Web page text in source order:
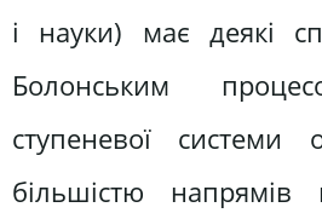
і науки) має деякі
Болонським
ступеневої системи
більшістю